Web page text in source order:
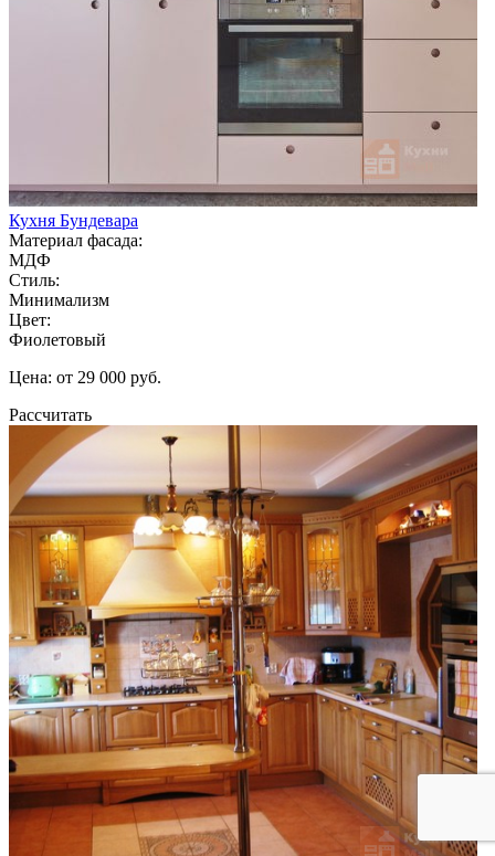
Кухня Бундевара
Материал фасада:
МДФ
Стиль:
Минимализм
Цвет:
Фиолетовый
Цена: от 29 000 руб.
Рассчитать